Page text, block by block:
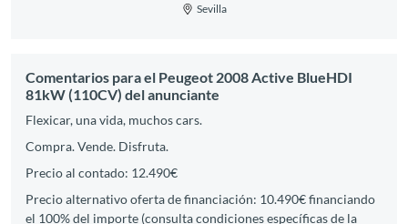
Sevilla
Comentarios para el Peugeot 2008 Active BlueHDI
81kW (110CV) del anunciante
Flexicar, una vida, muchos cars.
Compra. Vende. Disfruta.
Precio al contado: 12.490€
Precio alternativo oferta de financiación: 10.490€ financiando
el 100% del importe (consulta condiciones específicas de la